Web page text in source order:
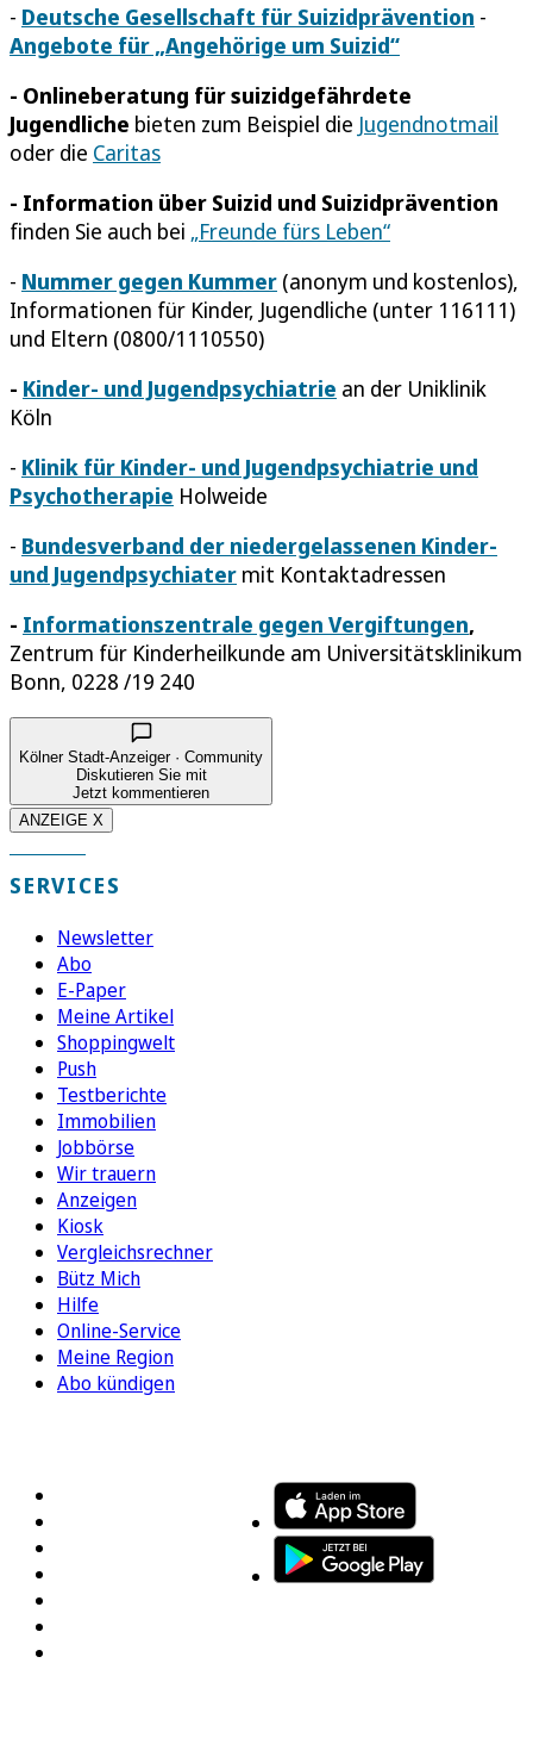
- Deutsche Gesellschaft für Suizidprävention -
Angebote für „Angehörige um Suizid“
- Onlineberatung für suizidgefährdete
Jugendliche bieten zum Beispiel die Jugendnotmail
oder die Caritas
- Information über Suizid und Suizidprävention
finden Sie auch bei „Freunde fürs Leben“
- Nummer gegen Kummer (anonym und kostenlos),
Informationen für Kinder, Jugendliche (unter 116111)
und Eltern (0800/1110550)
- Kinder- und Jugendpsychiatrie an der Uniklinik
Köln
- Klinik für Kinder- und Jugendpsychiatrie und
Psychotherapie Holweide
- Bundesverband der niedergelassenen Kinder-
und Jugendpsychiater mit Kontaktadressen
- Informationszentrale gegen Vergiftungen,
Zentrum für Kinderheilkunde am Universitätsklinikum
Bonn, 0228 /19 240
Kölner Stadt-Anzeiger · Community
Diskutieren Sie mit
Jetzt kommentieren
ANZEIGE X
SERVICES
Newsletter
Abo
E-Paper
Meine Artikel
Shoppingwelt
Push
Testberichte
Immobilien
Jobbörse
Wir trauern
Anzeigen
Kiosk
Vergleichsrechner
Bütz Mich
Hilfe
Online-Service
Meine Region
Abo kündigen